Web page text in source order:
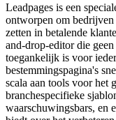
Leadpages is een
ontworpen om bedrijven
zetten in betalende
and-drop-editor die
toegankelijk is voor
bestemmingspagina's
scala aan tools voor het
branchespecifieke
waarschuwingsbars, en